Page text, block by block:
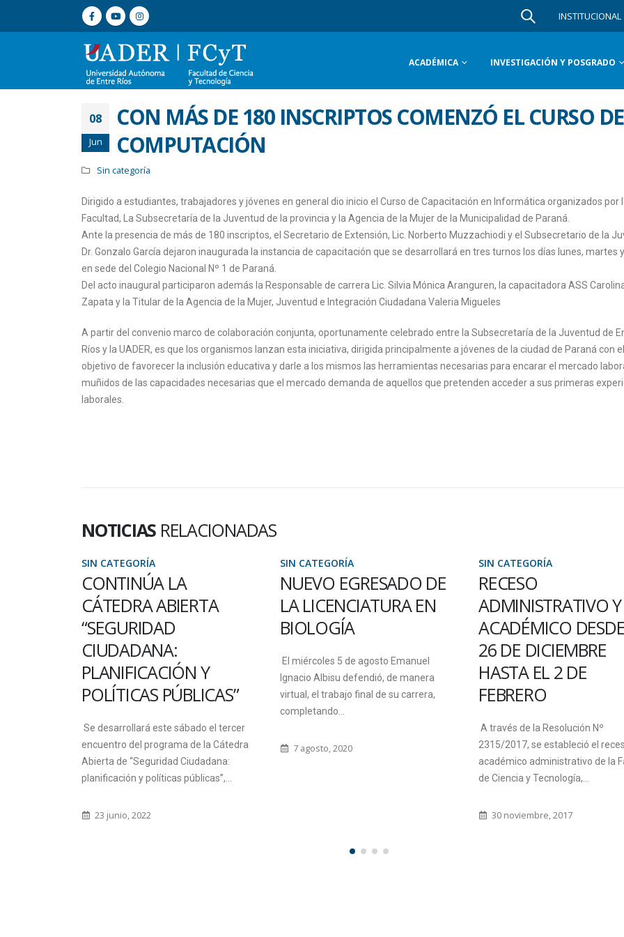
INSTITUCIONAL
ACADÉMICA INVESTIGACIÓN Y POSGRADO
08
Jun
CON MÁS DE 180 INSCRIPTOS COMENZÓ EL CURSO DE
COMPUTACIÓN
Sin categoría
Dirigido a estudiantes, trabajadores y jóvenes en general dio inicio el Curso de Capacitación en Informática organizados por
Facultad, La Subsecretaría de la Juventud de la provincia y la Agencia de la Mujer de la Municipalidad de Paraná.
Ante la presencia de más de 180 inscriptos, el Secretario de Extensión, Lic. Norberto Muzzachiodi y el Subsecretario de la
Dr. Gonzalo García dejaron inaugurada la instancia de capacitación que se desarrollará en tres turnos los días lunes, martes
en sede del Colegio Nacional Nº 1 de Paraná.
Del acto inaugural participaron además la Responsable de carrera Lic. Silvia Mónica Aranguren, la capacitadora ASS
Zapata y la Titular de la Agencia de la Mujer, Juventud e Integración Ciudadana Valeria Migueles
A partir del convenio marco de colaboración conjunta, oportunamente celebrado entre la Subsecretaría de la Juventud de
Ríos y la UADER, es que los organismos lanzan esta iniciativa, dirigida principalmente a jóvenes de la ciudad de Paraná con el
objetivo de favorecer la inclusión educativa y darle a los mismos las herramientas necesarias para encarar el mercado
muñidos de las capacidades necesarias que el mercado demanda de aquellos que pretenden acceder a sus primeras
laborales.
NOTICIAS RELACIONADAS
SIN CATEGORÍA
CONTINÚA LA
CÁTEDRA ABIERTA
“SEGURIDAD
CIUDADANA:
PLANIFICACIÓN Y
POLÍTICAS PÚBLICAS”
Se desarrollará este sábado el tercer
encuentro del programa de la Cátedra
Abierta de “Seguridad Ciudadana:
planificación y políticas públicas”,...
23 junio, 2022
SIN CATEGORÍA
NUEVO EGRESADO DE
LA LICENCIATURA EN
BIOLOGÍA
El miércoles 5 de agosto Emanuel
Ignacio Albisu defendió, de manera
virtual, el trabajo final de su carrera,
completando...
7 agosto, 2020
SIN CATEGORÍA
RECESO
ADMINISTRATIVO Y
ACADÉMICO
26 DE DICIEMBRE
HASTA EL 2 DE
FEBRERO
A través de la Resolución Nº
2315/2017, se estableció el
académico administrativo de la
de Ciencia y Tecnología,...
30 noviembre, 2017